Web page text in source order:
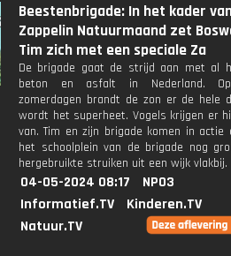
Beestenbrigade: In het kader
Zappelin Natuurmaand zet
Tim zich met een speciale Za
De brigade gaat de strijd aan met al
beton en asfalt in Nederland.
zomerdagen brandt de zon er de hele
wordt het superheet. Vogels krijgen er
van. Tim en zijn brigade komen in actie
het schoolplein van de brigade nog
hergebruikte struiken uit een wijk vlakbij.
04-05-2024 08:17
NPO3
Informatief.TV
Kinderen.TV
Natuur.TV